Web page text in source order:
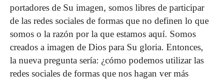
portadores de Su imagen, somos li­bres de participar
de las redes sociales de formas que no defi­nen lo que
somos o la razón por la que estamos aquí. Somos
creados a imagen de Dios para Su gloria. Entonces,
la nueva pregunta sería: ¿cómo podemos utilizar las
redes sociales de formas que nos hagan ver más